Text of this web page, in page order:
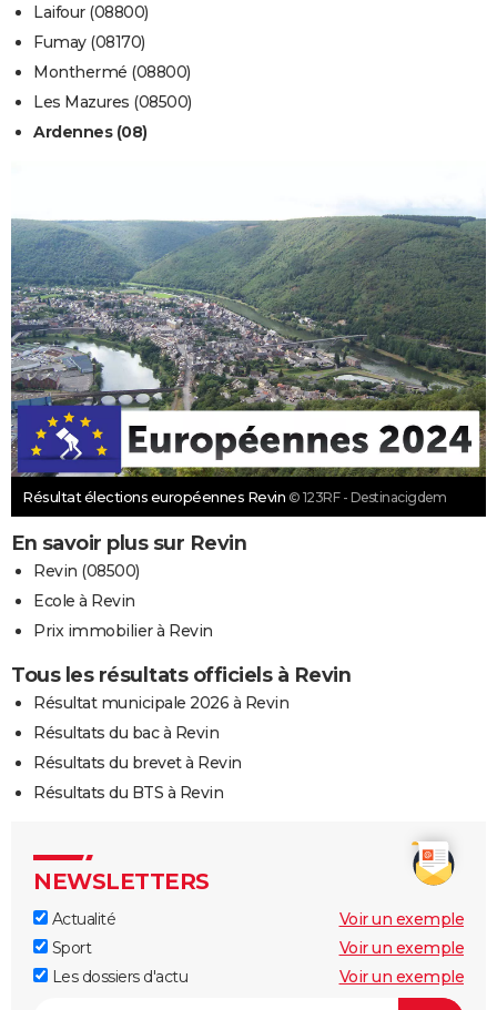
Laifour (08800)
Fumay (08170)
Monthermé (08800)
Les Mazures (08500)
Ardennes (08)
Résultat élections européennes Revin © 123RF - Destinacigdem
En savoir plus sur Revin
Revin (08500)
Ecole à Revin
Prix immobilier à Revin
Tous les résultats officiels à Revin
Résultat municipale 2026 à Revin
Résultats du bac à Revin
Résultats du brevet à Revin
Résultats du BTS à Revin
NEWSLETTERS
Actualité
Voir un exemple
Sport
Voir un exemple
Les dossiers d'actu
Voir un exemple